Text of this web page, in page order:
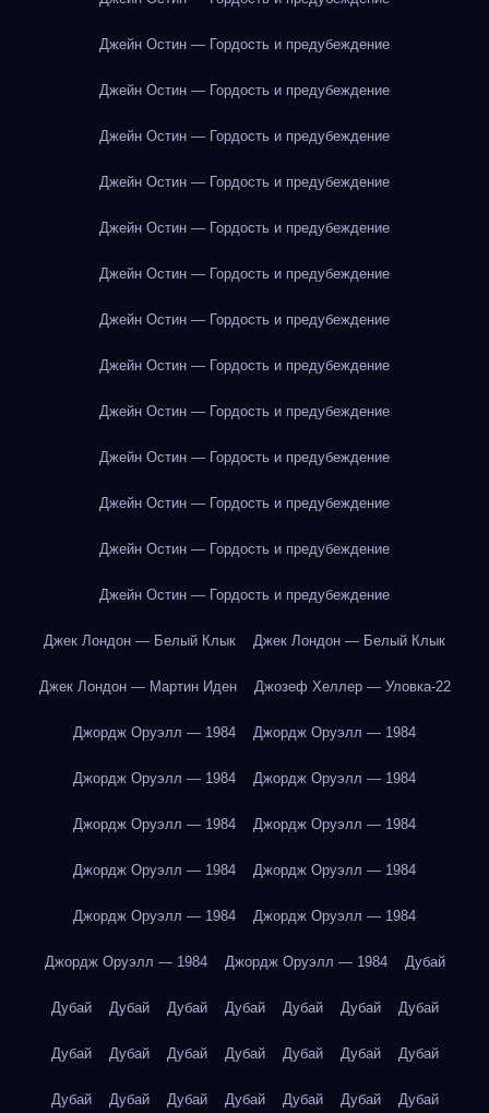
Джейн Остин — Гордость и предубеждение
Джейн Остин — Гордость и предубеждение
Джейн Остин — Гордость и предубеждение
Джейн Остин — Гордость и предубеждение
Джейн Остин — Гордость и предубеждение
Джейн Остин — Гордость и предубеждение
Джейн Остин — Гордость и предубеждение
Джейн Остин — Гордость и предубеждение
Джейн Остин — Гордость и предубеждение
Джейн Остин — Гордость и предубеждение
Джейн Остин — Гордость и предубеждение
Джейн Остин — Гордость и предубеждение
Джейн Остин — Гордость и предубеждение
Джек Лондон — Белый Клык Джек Лондон — Белый Клык
Джек Лондон — Мартин Иден Джозеф Хеллер — Уловка-22
Джордж Оруэлл — 1984 Джордж Оруэлл — 1984
Джордж Оруэлл — 1984 Джордж Оруэлл — 1984
Джордж Оруэлл — 1984 Джордж Оруэлл — 1984
Джордж Оруэлл — 1984 Джордж Оруэлл — 1984
Джордж Оруэлл — 1984 Джордж Оруэлл — 1984
Джордж Оруэлл — 1984 Джордж Оруэлл — 1984 Дубай
Дубай Дубай Дубай Дубай Дубай Дубай Дубай
Дубай Дубай Дубай Дубай Дубай Дубай Дубай
Дубай Дубай Дубай Дубай Дубай Дубай Дубай